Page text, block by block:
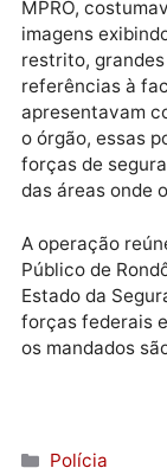
Mandados de
flagradas
porte ilegal de
tráfico de
O nome
atribuído a
imagens
restrito,
referências à
o órgão,
forças de